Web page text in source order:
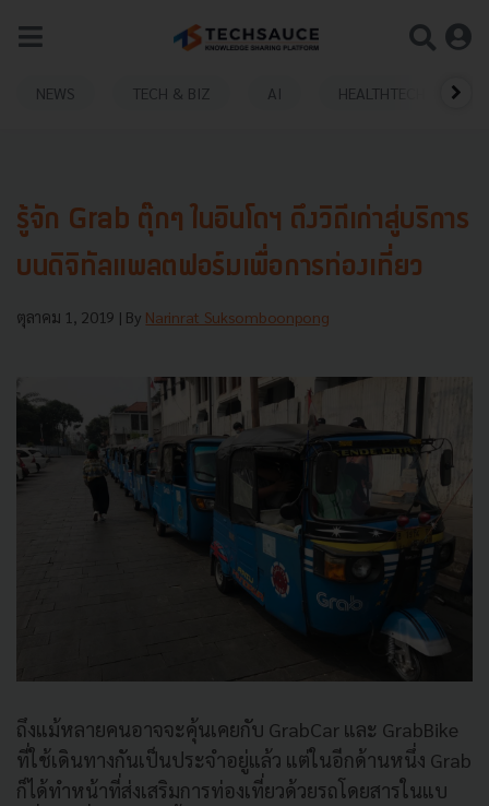
NEWS TECH & BIZ AI HEALTHTECH
รู้จัก Grab ตุ๊กๆ ในอินโดฯ ดึงวิถีเก่าสู่บริการ
บนดิจิทัลแพลตฟอร์มเพื่อการท่องเที่ยว
ตุลาคม 1, 2019 | By Narinrat Suksomboonpong
ถึงแม้หลายคนอาจจะคุ้นเคยกับ GrabCar และ GrabBike
ที่ใช้เดินทางกันเป็นประจำอยู่แล้ว แต่ในอีกด้านหนึ่ง Grab
ก็ได้ทำหน้าที่ส่งเสริมการท่องเที่ยวด้วยรถโดยสารในแบ